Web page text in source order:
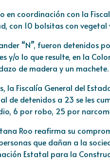
en coordinación con la
con 10 bolsitas con
“N”, fueron detenidos
y/o lo que resulte, en la
de madera y un machete.
la Fiscalía General del
de detenidos a 23 se les
6 por robo, 25 por
Roo reafirma su
que dañan a la
Estatal para la